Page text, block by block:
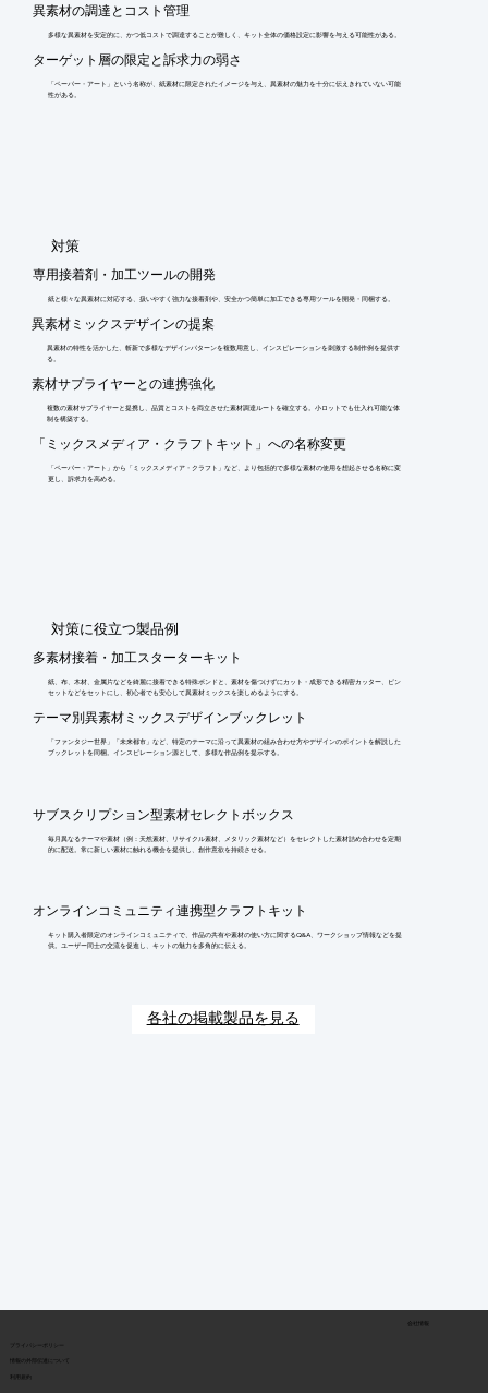
異素材の調達とコスト管理
多様な異素材を安定的に、かつ低コストで調達することが難しく、キット全体の価格設定に影響を与える可能性がある。
ターゲット層の限定と訴求力の弱さ
「ペーパー・アート」という名称が、紙素材に限定されたイメージを与え、異素材の魅力を十分に伝えきれていない可能
性がある。
​対策
専用接着剤・加工ツールの開発
紙と様々な異素材に対応する、扱いやすく強力な接着剤や、安全かつ簡単に加工できる専用ツールを開発・同梱する。
異素材ミックスデザインの提案
異素材の特性を活かした、斬新で多様なデザインパターンを複数用意し、インスピレーションを刺激する制作例を提供す
る。
素材サプライヤーとの連携強化
複数の素材サプライヤーと提携し、品質とコストを両立させた素材調達ルートを確立する。小ロットでも仕入れ可能な体
制を構築する。
「ミックスメディア・クラフトキット」への名称変更
「ペーパー・アート」から「ミックスメディア・クラフト」など、より包括的で多様な素材の使用を想起させる名称に変
更し、訴求力を高める。
​対策に役立つ製品例
多素材接着・加工スターターキット
紙、布、木材、金属片などを綺麗に接着できる特殊ボンドと、素材を傷つけずにカット・成形できる精密カッター、ピン
セットなどをセットにし、初心者でも安心して異素材ミックスを楽しめるようにする。
テーマ別異素材ミックスデザインブックレット
「ファンタジー世界」「未来都市」など、特定のテーマに沿って異素材の組み合わせ方やデザインのポイントを解説した
ブックレットを同梱。インスピレーション源として、多様な作品例を提示する。
サブスクリプション型素材セレクトボックス
毎月異なるテーマや素材（例：天然素材、リサイクル素材、メタリック素材など）をセレクトした素材詰め合わせを定期
的に配送。常に新しい素材に触れる機会を提供し、創作意欲を持続させる。
オンラインコミュニティ連携型クラフトキット
キット購入者限定のオンラインコミュニティで、作品の共有や素材の使い方に関するQ&A、ワークショップ情報などを提
供。ユーザー同士の交流を促進し、キットの魅力を多角的に伝える。
各社の掲載製品を見る
​情報の外部伝達について
会社情報